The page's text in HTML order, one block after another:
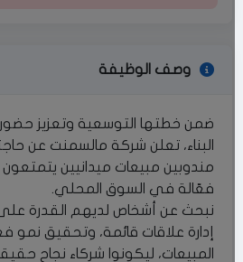
وصف الوظيفة
ضمن خطتها التوسعية وتعزيز
البناء، تعلن شركة مالسمنت عن
مندوبين مبيعات ميدانيين يتمتعون
فعّالة في السوق المحلي.
نبحث عن أشخاص لديهم القدرة
إدارة علاقات قائمة، وتحقيق
المبيعات، ليكونوا شركاء نجاح